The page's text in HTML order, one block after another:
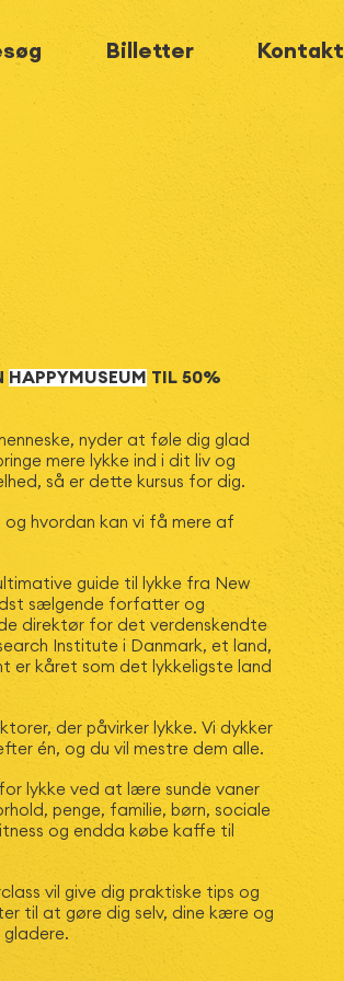
Billetter Kontakt
HAPPYMUSEUM TIL 50%
nyder at føle dig glad
mere lykke ind i dit liv og
så er dette kursus for dig.
og hvordan kan vi få mere af
guide til lykke fra New
sælgende forfatter og
direktør for det verdenskendte
Institute i Danmark, et land,
er kåret som det lykkeligste land
der påvirker lykke. Vi dykker
én, og du vil mestre dem alle.
lykke ved at lære sunde vaner
penge, familie, børn, sociale
og endda købe kaffe til
vil give dig praktiske tips og
til at gøre dig selv, dine kære og
gladere.